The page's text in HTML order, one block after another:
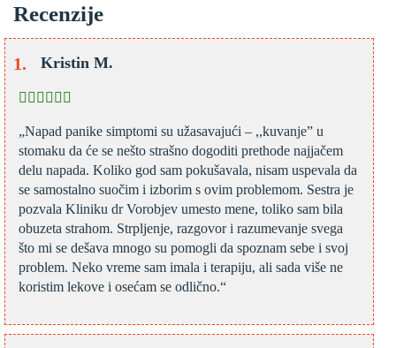
Recenzije
Kristin M.
„Napad panike simptomi su užasavajući – ,,kuvanje” u
stomaku da će se nešto strašno dogoditi prethode najjačem
delu napada. Koliko god sam pokušavala, nisam uspevala da
se samostalno suočim i izborim s ovim problemom. Sestra je
pozvala Kliniku dr Vorobjev umesto mene, toliko sam bila
obuzeta strahom. Strpljenje, razgovor i razumevanje svega
što mi se dešava mnogo su pomogli da spoznam sebe i svoj
problem. Neko vreme sam imala i terapiju, ali sada više ne
koristim lekove i osećam se odlično.“